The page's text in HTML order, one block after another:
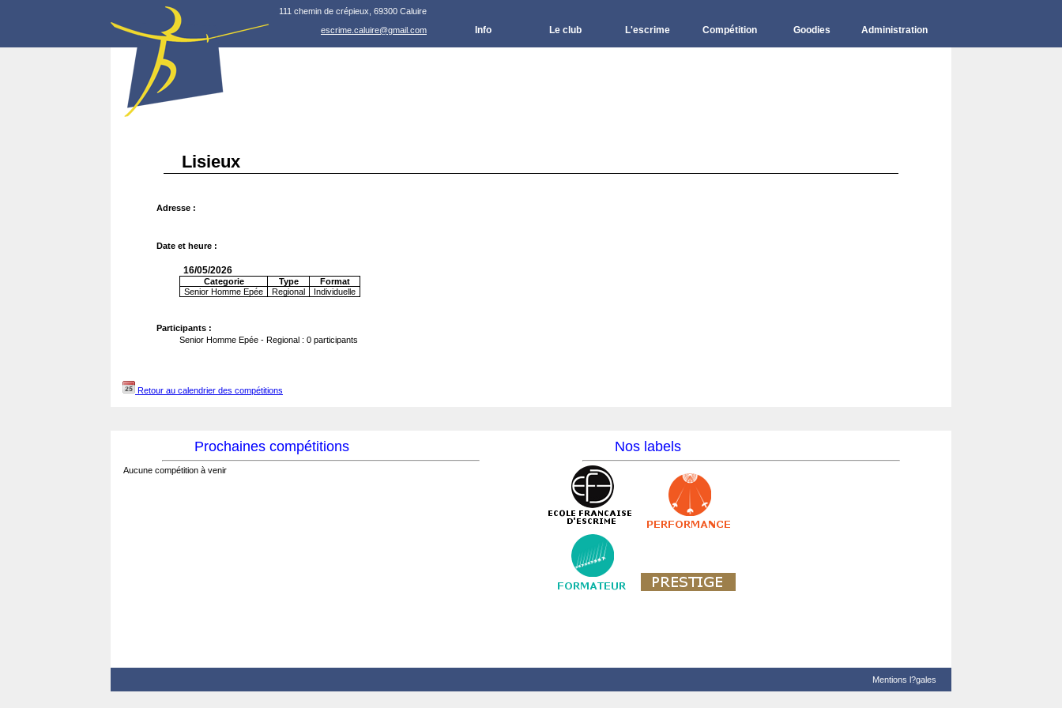
111 chemin de crépieux, 69300 Caluire
escrime.caluire@gmail.com
Info Le club L'escrime Compétition Goodies Administration
Lisieux
Adresse :
Date et heure :
16/05/2026
Categorie Type
Format
Senior Homme Epée
Regional Individuelle
Participants :
Senior Homme Epée - Regional : 0 participants
Retour au calendrier des compétitions
Prochaines compétitions
Aucune compétition à venir
Nos labels
Mentions l?gales